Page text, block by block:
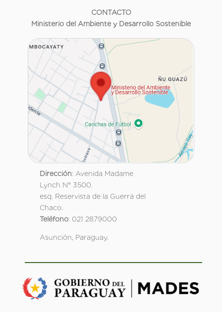
CONTACTO
Ministerio del Ambiente y Desarrollo Sostenible
Dirección: Avenida Madame
Lynch N° 3500.
esq. Reservista de la Guerra del
Chaco.
Teléfono: 021 2879000
Asunción, Paraguay.